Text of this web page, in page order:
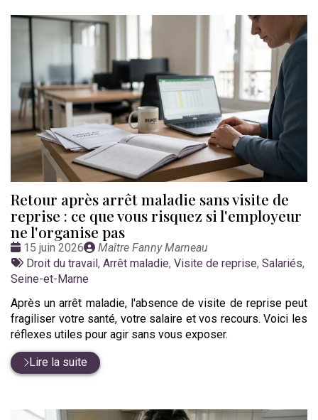
Retour après arrêt maladie sans visite de
reprise : ce que vous risquez si l'employeur
ne l'organise pas
Date
:
15 juin 2026
Publié
par
Maître Fanny Marneau
Tags
:
Droit du travail, Arrêt maladie, Visite de reprise, Salariés,
Seine-et-Marne
Après un arrêt maladie, l'absence de visite de reprise peut
fragiliser votre santé, votre salaire et vos recours. Voici les
réflexes utiles pour agir sans vous exposer.
Lire la suite